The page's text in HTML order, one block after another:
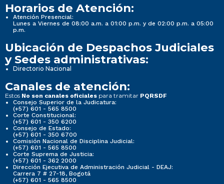
Horarios de Atención:
Atención Presencial:
Lunes a Viernes de 08:00 a.m. a 01:00 p.m. y de 02:00 p.m. a 05:00
p.m.
Ubicación de Despachos Judiciales
y Sedes administrativas:
Directorio Nacional
Canales de atención:
Estos No son canales oficiales para tramitar PQRSDF
Consejo Superior de la Judicatura:
(+57) 601 - 565 8500
Corte Constitucional:
(+57) 601 - 350 6200
Consejo de Estado:
(+57) 601 - 350 6700
Comisión Nacional de Disciplina Judicial:
(+57) 601 - 565 8500
Corte Suprema de Justicia:
(+57) 601 - 362 2000
Dirección Ejecutiva de Administración Judicial - DEAJ:
Carrera 7 # 27-18, Bogotá
(+57) 601 - 565 8500